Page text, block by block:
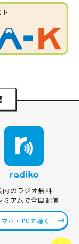
内のラジオ無料
ミアムで全国配信
マホ・PCで聴く